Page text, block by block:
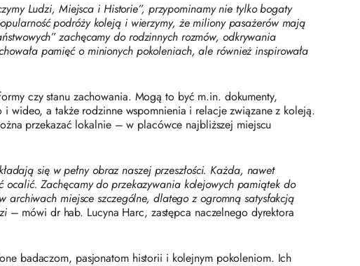
Ludzi, Miejsca i Historie”, przypominamy nie tylko bogaty
podróży koleją i wierzymy, że miliony pasażerów mają
zachęcamy do rodzinnych rozmów, odkrywania
pamięć o minionych pokoleniach, ale również inspirowała
czy stanu zachowania. Mogą to być m.in. dokumenty,
wideo, a także rodzinne wspomnienia i relacje związane z koleją.
przekazać lokalnie – w placówce najbliższej miejscu
się w pełny obraz naszej przeszłości. Każda, nawet
Zachęcamy do przekazywania kolejowych pamiątek do
archiwach miejsce szczególne, dlatego z ogromną satysfakcją
– mówi dr hab. Lucyna Harc, zastępca naczelnego dyrektora
badaczom, pasjonatom historii i kolejnym pokoleniom. Ich